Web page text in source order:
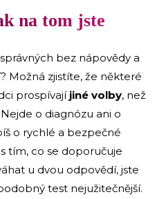
na tom jste
bez nápovědy a
Možná zjistíte, že některé
prospívají jiné volby, než
o diagnózu ani o
o rychlé a bezpečné
tím, co se doporučuje
u dvou odpovědí, jste
test nejužitečnější.